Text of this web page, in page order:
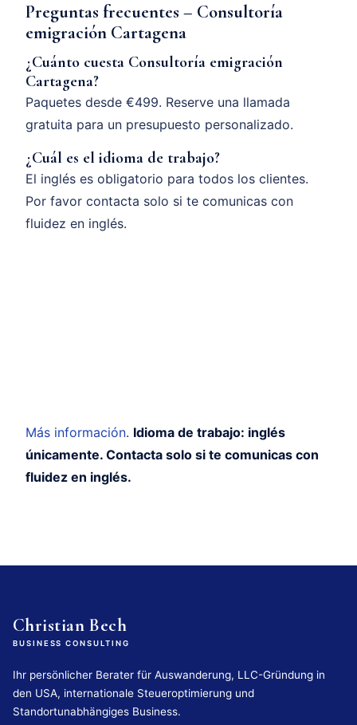
Preguntas frecuentes – Consultoría
emigración Cartagena
¿Cuánto cuesta Consultoría emigración
Cartagena?
Paquetes desde €499. Reserve una llamada
gratuita para un presupuesto personalizado.
¿Cuál es el idioma de trabajo?
El inglés es obligatorio para todos los clientes.
Por favor contacta solo si te comunicas con
fluidez en inglés.
Más información. Idioma de trabajo: inglés
únicamente. Contacta solo si te comunicas con
fluidez en inglés.
Christian Bech
BUSINESS CONSULTING
Ihr persönlicher Berater für Auswanderung, LLC-Gründung in
den USA, internationale Steueroptimierung und
Standortunabhängiges Business.